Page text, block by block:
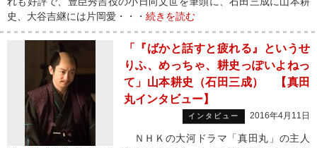
史、大谷吉継には片岡愛・・・ 続きを読む
「『ばかと話すと疲れる』というせ
りふ、めっちゃ、耕史っぽいよねっ
て」山本耕史（石田三成） 【真田
丸インタビュー】
インタビュー 2016年4月11日
ＮＨＫの大河ドラマ「真田丸」の主人